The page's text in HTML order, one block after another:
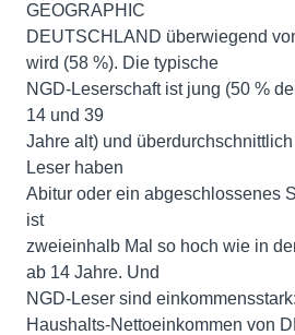
GEOGRAPHIC
DEUTSCHLAND überwiegend
wird (58 %). Die typische
NGD-Leserschaft ist jung (50 %
14 und 39
Jahre alt) und
Leser haben
Abitur oder ein abgeschlossenes
ist
zweieinhalb Mal so hoch wie in
ab 14 Jahre. Und
NGD-Leser sind
Haushalts-Nettoeinkommen von